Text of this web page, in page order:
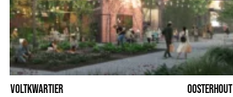
VOLTKWARTIER OOSTERHOUT